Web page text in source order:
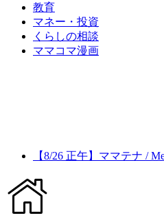
教育
マネー・投資
くらしの相談
ママコマ漫画
【8/26 正午】ママテナ /